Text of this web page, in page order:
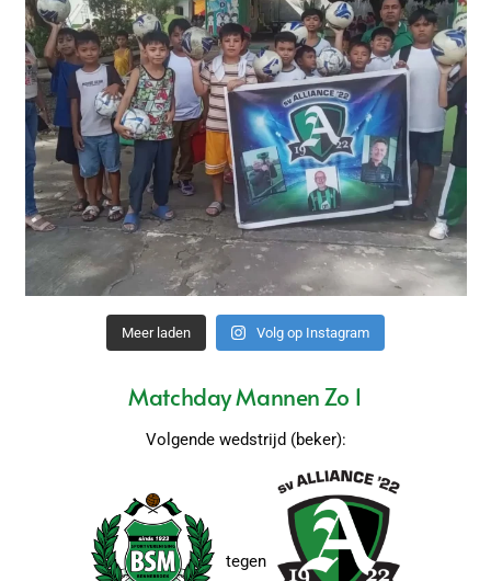
Meer laden Volg op Instagram
Matchday Mannen Zo 1
Volgende wedstrijd (beker):
tegen